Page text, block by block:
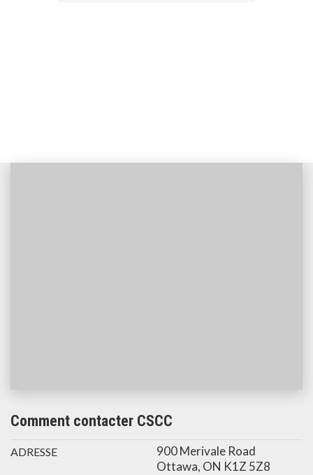
Comment contacter CSCC
ADRESSE
900 Merivale Road
Ottawa, ON K1Z 5Z8